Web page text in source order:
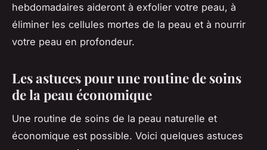
hebdomadaires aideront à exfolier votre peau, à
éliminer les cellules mortes de la peau et à nourrir
votre peau en profondeur.
Les astuces pour une routine de soins
de la peau économique
Une routine de soins de la peau naturelle et
économique est possible. Voici quelques astuces